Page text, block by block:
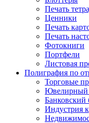
Печать
Ценники
Печать
Печать
Фотокниги
Портфели
Листовая
Полиграфия по
Торговые
Ювелирный
Банковский
Индустрия